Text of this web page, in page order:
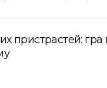
пристрастей: гра